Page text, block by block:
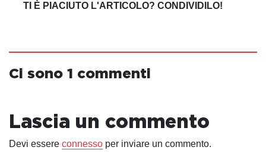
TI È PIACIUTO L'ARTICOLO? CONDIVIDILO!
Ci sono 1 commenti
Lascia un commento
Devi essere connesso per inviare un commento.